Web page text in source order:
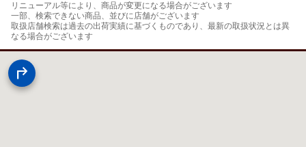
リニューアル等により、商品が変更になる場合がございます
一部、検索できない商品、並びに店舗がございます
取扱店舗検索は過去の出荷実績に基づくものであり、最新の取扱状況とは異
なる場合がございます